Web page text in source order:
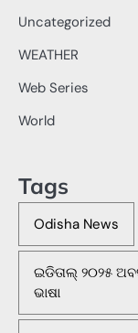
Uncategorized
WEATHER
Web Series
World
Tags
Odisha News
ଇଡିତାଲ୍ ୨୦୨୫
ଭାଷା